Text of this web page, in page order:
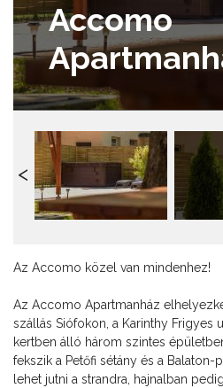
Accomo
Az Accomo közel van mindenhez!
Az Accomo Apartmanház
szállás Siófokon, a Karinthy Frigyes
kertben álló három szintes
fekszik a Petőfi sétány és a
lehet jutni a strandra, hajnalban